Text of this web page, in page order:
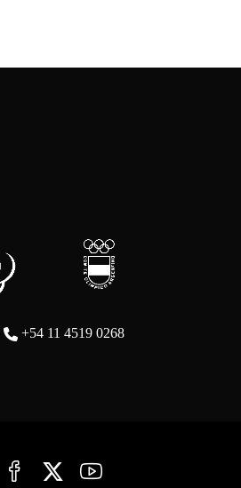
+54 11 4519 0268